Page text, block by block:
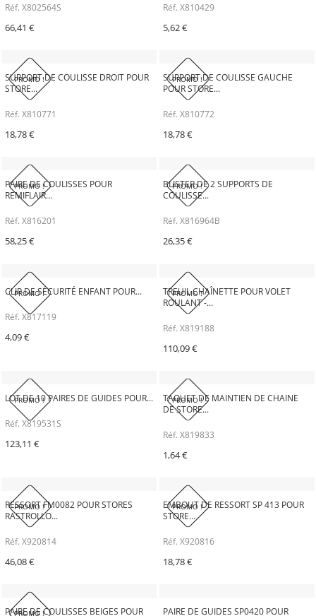
Réf. X802564S
66,41 €
Réf. X810429
5,62 €
PROMO !
SUPPORT DE COULISSE DROIT POUR
STORE...
Réf. X810771
18,78 €
PROMO !
SUPPORT DE COULISSE GAUCHE
POUR STORE...
Réf. X810772
18,78 €
PROMO !
PAIRE DE COULISSES POUR
REMIFLAIR...
Réf. X816201
58,25 €
PROMO !
BLISTER DE 2 SUPPORTS DE
COULISSE...
Réf. X816964B
26,35 €
PROMO !
CLIP DE SÉCURITÉ ENFANT POUR...
Réf. X817119
4,09 €
PROMO !
TREUIL CHAÎNETTE POUR VOLET
ROULANT -...
Réf. X819188
110,09 €
PROMO !
LOT DE 10 PAIRES DE GUIDES POUR...
Réf. X819531S
123,11 €
PROMO !
TAQUET DE MAINTIEN DE CHAINE
DE STORE...
Réf. X819833
1,64 €
PROMO !
RESSORT FM0082 POUR STORES
RASTROLLO...
Réf. X920814
46,08 €
PROMO !
EMBOUT DE RESSORT SP 413 POUR
STORE...
Réf. X920816
18,78 €
PROMO !
PAIRE DE COULISSES BEIGES POUR
PAIRE DE GUIDES SP0420 POUR